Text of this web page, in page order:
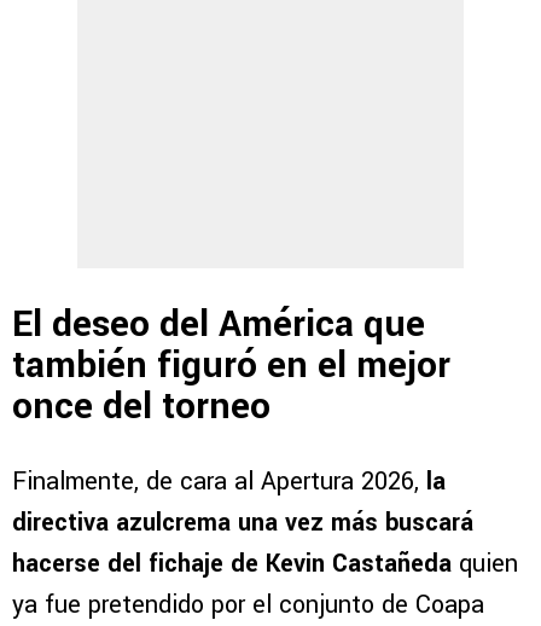
El deseo del América que
también figuró en el mejor
once del torneo
Finalmente, de cara al Apertura 2026, la
directiva azulcrema una vez más buscará
hacerse del fichaje de Kevin Castañeda quien
ya fue pretendido por el conjunto de Coapa